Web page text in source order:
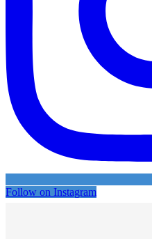
Follow on Instagram